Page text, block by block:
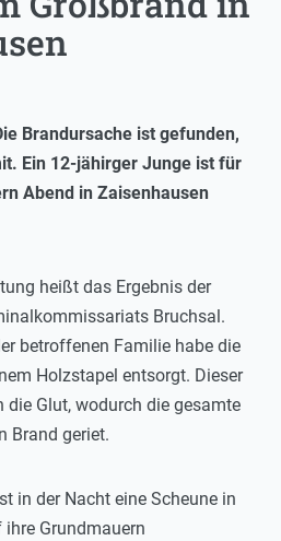
Brandursache ist gefunden,
Ein 12-jähirger Junge ist für
Abend in Zaisenhausen
heißt das Ergebnis der
Bruchsal.
betroffenen Familie habe die
Holzstapel entsorgt. Dieser
die Glut, wodurch die gesamte
Brand geriet.
in der Nacht eine Scheune in
Grundmauern